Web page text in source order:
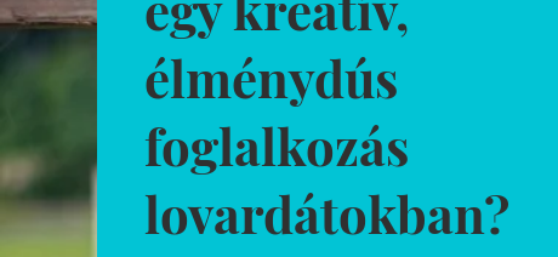
élménydús
foglalkozás
lovardátokban?